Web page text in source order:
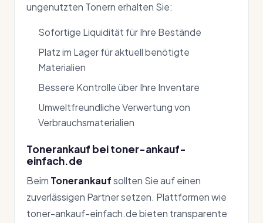
ungenutzten Tonern erhalten Sie:
Sofortige Liquidität für Ihre Bestände
Platz im Lager für aktuell benötigte
Materialien
Bessere Kontrolle über Ihre Inventare
Umweltfreundliche Verwertung von
Verbrauchsmaterialien
Tonerankauf bei toner-ankauf-
einfach.de
Beim Tonerankaufsollten Sie auf einen
zuverlässigen Partner setzen. Plattformen wie
toner-ankauf-einfach.de bieten transparente